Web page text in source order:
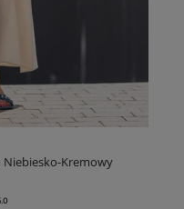
Niebiesko-Kremowy